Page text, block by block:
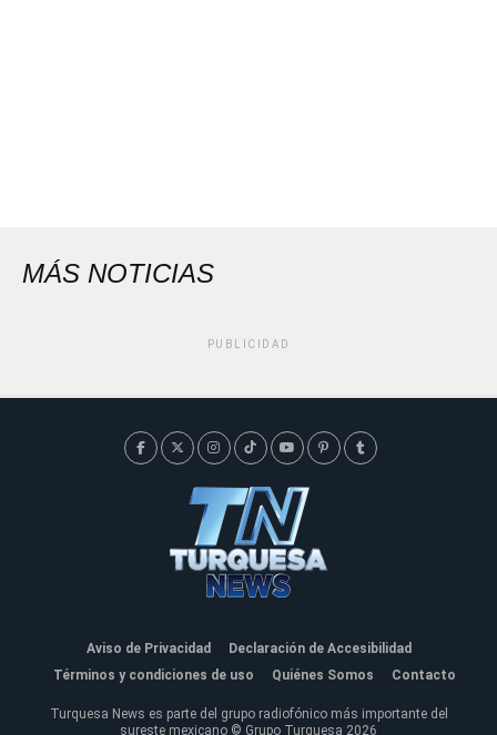
MÁS NOTICIAS
PUBLICIDAD
Aviso de Privacidad
Declaración de Accesibilidad
Términos y condiciones de uso
Quiénes Somos Contacto
Turquesa News es parte del grupo radiofónico más importante del
sureste mexicano © Grupo Turquesa 2026